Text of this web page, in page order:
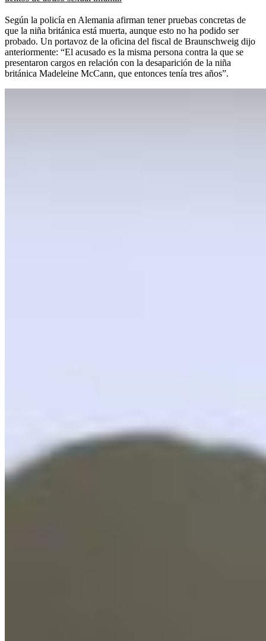
Según la policía en Alemania afirman tener pruebas concretas de
que la niña británica está muerta, aunque esto no ha podido ser
probado. Un portavoz de la oficina del fiscal de Braunschweig dijo
anteriormente: “El acusado es la misma persona contra la que se
presentaron cargos en relación con la desaparición de la niña
británica Madeleine McCann, que entonces tenía tres años”.